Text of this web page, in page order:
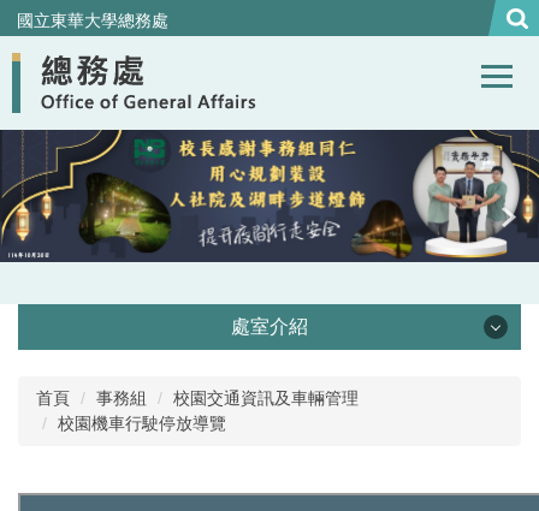
跳
到
主
內
容
區
國立東華大學總務處
處室介紹
處本部
首頁 事務組
校園交通資訊及車輛管理
校園機車行駛停放導覽